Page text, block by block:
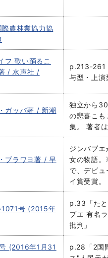
農林業協力協
フ 歌い踊るこ
/ 水声社 /
p.213-261
与型・上演
ガッパ著 / 新潮
独立から
の悲喜こも
集。 著者
ブラワヨ著 / 早
ジンバブ
女の物語。
で、デビュ
イ賞受賞。
号 (2015年
p.33「た
ブエ 有名
批判」
(2016年1月31
p.28「2国